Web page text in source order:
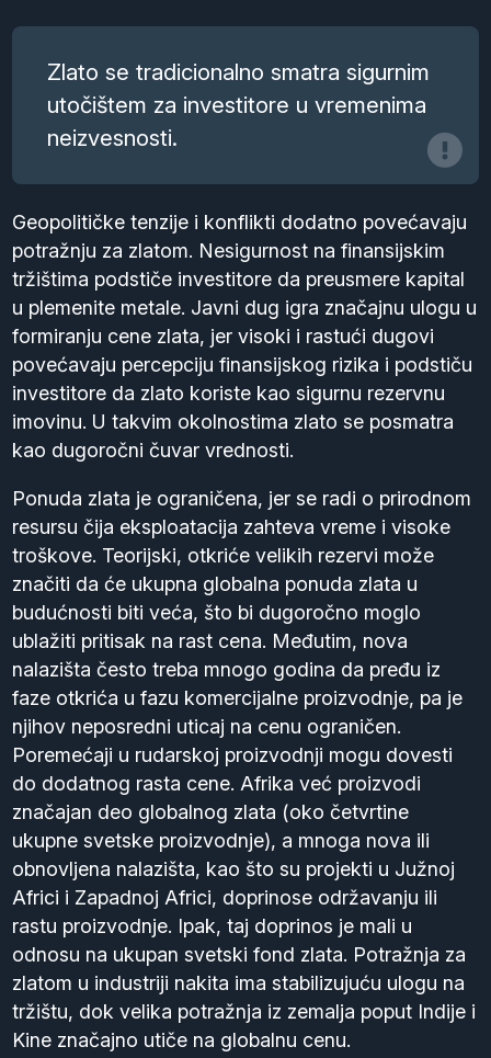
Zlato se tradicionalno smatra sigurnim
utočištem za investitore u vremenima
neizvesnosti.
Geopolitičke tenzije i konflikti dodatno povećavaju
potražnju za zlatom. Nesigurnost na finansijskim
tržištima podstiče investitore da preusmere kapital
u plemenite metale. Javni dug igra značajnu ulogu u
formiranju cene zlata, jer visoki i rastući dugovi
povećavaju percepciju finansijskog rizika i podstiču
investitore da zlato koriste kao sigurnu rezervnu
imovinu. U takvim okolnostima zlato se posmatra
kao dugoročni čuvar vrednosti.
Ponuda zlata je ograničena, jer se radi o prirodnom
resursu čija eksploatacija zahteva vreme i visoke
troškove. Teorijski, otkriće velikih rezervi može
značiti da će ukupna globalna ponuda zlata u
budućnosti biti veća, što bi dugoročno moglo
ublažiti pritisak na rast cena. Međutim, nova
nalazišta često treba mnogo godina da pređu iz
faze otkrića u fazu komercijalne proizvodnje, pa je
njihov neposredni uticaj na cenu ograničen.
Poremećaji u rudarskoj proizvodnji mogu dovesti
do dodatnog rasta cene. Afrika već proizvodi
značajan deo globalnog zlata (oko četvrtine
ukupne svetske proizvodnje), a mnoga nova ili
obnovljena nalazišta, kao što su projekti u Južnoj
Africi i Zapadnoj Africi, doprinose održavanju ili
rastu proizvodnje. Ipak, taj doprinos je mali u
odnosu na ukupan svetski fond zlata. Potražnja za
zlatom u industriji nakita ima stabilizujuću ulogu na
tržištu, dok velika potražnja iz zemalja poput Indije i
Kine značajno utiče na globalnu cenu.